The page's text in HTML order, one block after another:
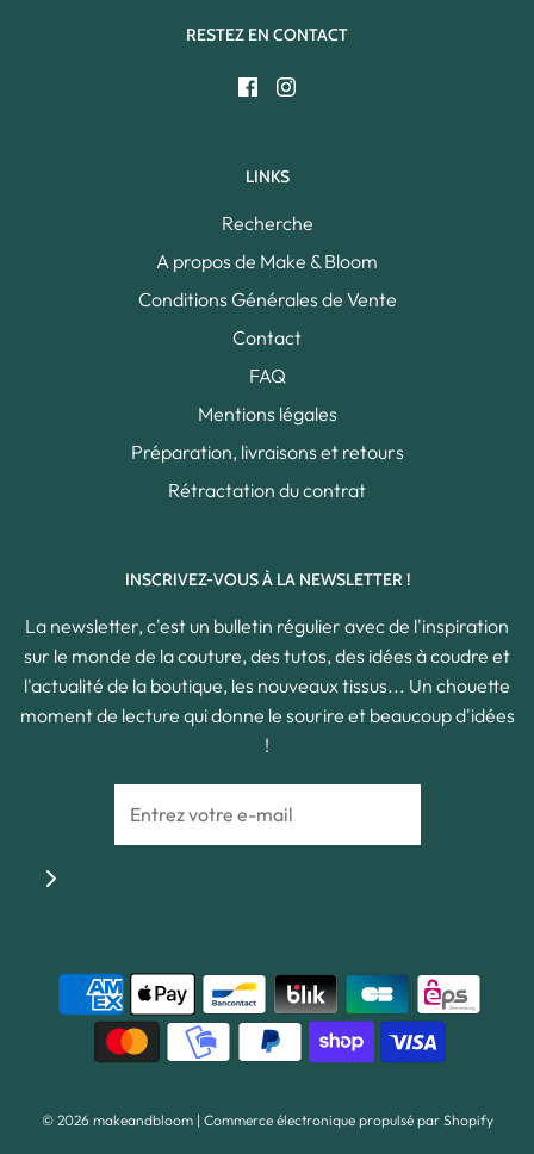
RESTEZ EN CONTACT
LINKS
Recherche
A propos de Make & Bloom
Conditions Générales de Vente
Contact
FAQ
Mentions légales
Préparation, livraisons et retours
Rétractation du contrat
INSCRIVEZ-VOUS À LA NEWSLETTER !
La newsletter, c'est un bulletin régulier avec de l'inspiration
sur le monde de la couture, des tutos, des idées à coudre et
l'actualité de la boutique, les nouveaux tissus... Un chouette
moment de lecture qui donne le sourire et beaucoup d'idées
!
© 2026 makeandbloom| Commerce électronique propulsé par Shopify